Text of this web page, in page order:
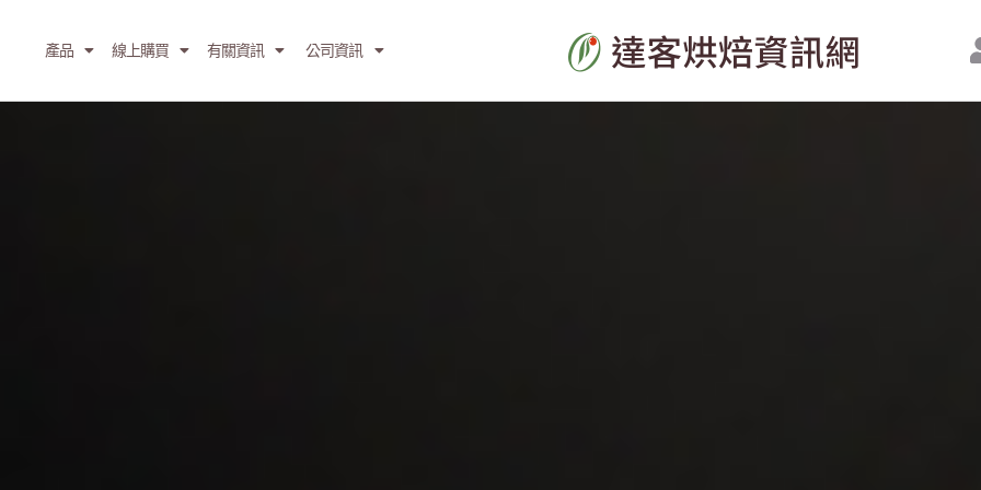
產品 線上購買 有關資訊 公司資訊